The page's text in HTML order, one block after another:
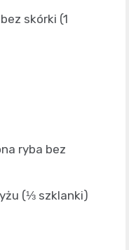
skórki (1
ryba bez
(⅓ szklanki)